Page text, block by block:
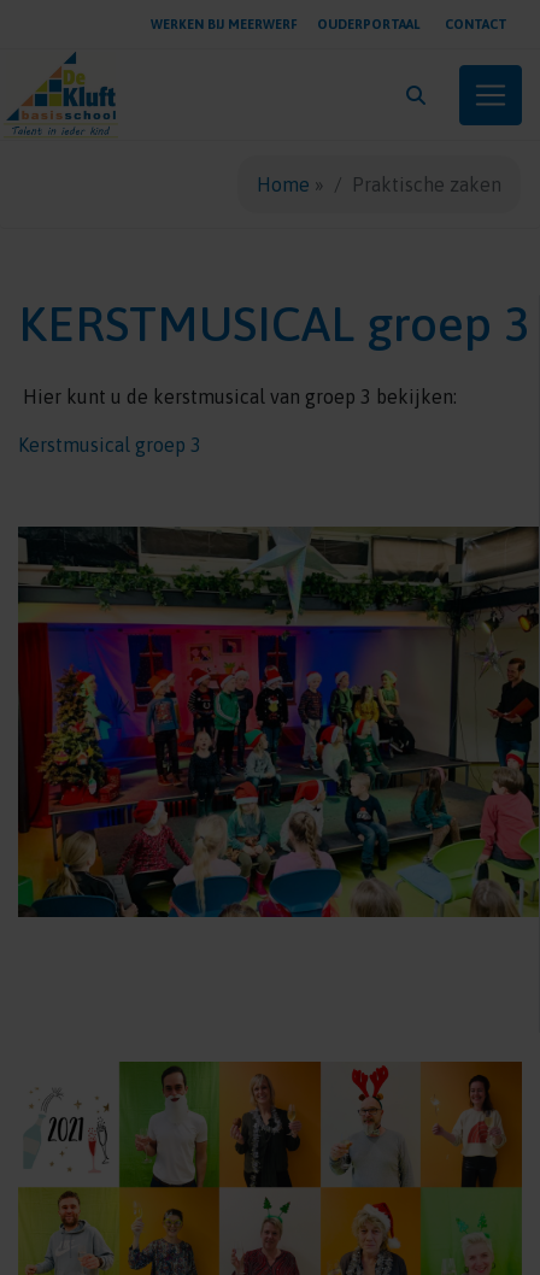
WERKEN BIJ MEERWERF OUDERPORTAAL CONTACT
Home » Praktische zaken
KERSTMUSICAL groep 3
Hier kunt u de kerstmusical van groep 3 bekijken:
Kerstmusical groep 3